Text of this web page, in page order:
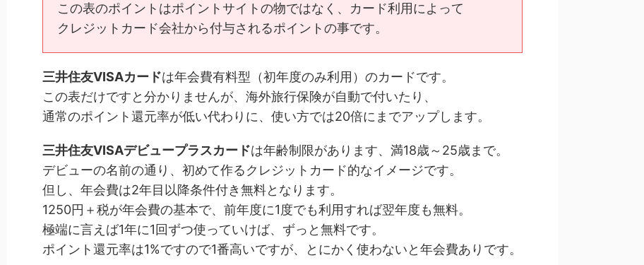
この表のポイントはポイントサイトの物ではなく、カード利用によって
クレジットカード会社から付与されるポイントの事です。
三井住友VISAカードは年会費有料型（初年度のみ利用）のカードです。
この表だけですと分かりませんが、海外旅行保険が自動で付いたり、
通常のポイント還元率が低い代わりに、使い方では20倍にまでアップします。
三井住友VISAデビュープラスカードは年齢制限があります、満18歳～25歳まで。
デビューの名前の通り、初めて作るクレジットカード的なイメージです。
但し、年会費は2年目以降条件付き無料となります。
1250円＋税が年会費の基本で、前年度に1度でも利用すれば翌年度も無料。
極端に言えば1年に1回ずつ使っていけば、ずっと無料です。
ポイント還元率は1%ですので1番高いですが、とにかく使わないと年会費ありです。